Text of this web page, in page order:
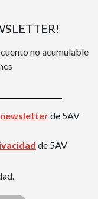
no acumulable
newsletterde 5AV
de 5AV